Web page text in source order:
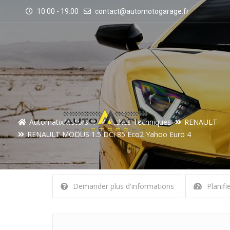
10:00 - 19:00 contact@automotogarage.fr
AutomatixMotors.fr Fiches Techniques
RENAULT
RENAULT MODUS 1.5 DCi 85 Eco2 Yahoo Euro 4
Demander plus d'informations